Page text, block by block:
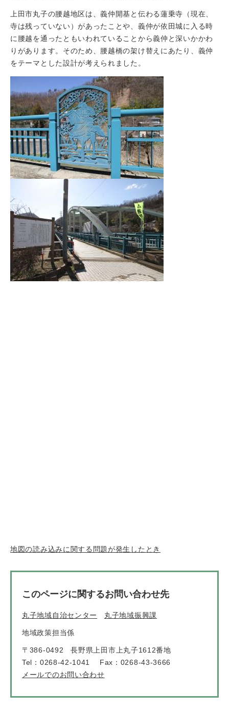
上田市丸子の腰越地区は、義仲開基と伝わる蓮乗寺（現在、
寺は残っていない）があったことや、義仲が依田城に入る時
に腰越を通ったともいわれていることから義仲と深いかかわ
りがあります。そのため、腰越橋の架け替えにあたり、義仲
をテーマとした設計が考えられました。
地図の読み込みに関する問題が発生したとき
このページに関するお問い合わせ先
丸子地域自治センター 丸子地域振興課
地域政策担当係
〒386-0492
長野県上田市上丸子1612番地
Tel：0268-42-1041
Fax：0268-43-3666
メールでのお問い合わせ